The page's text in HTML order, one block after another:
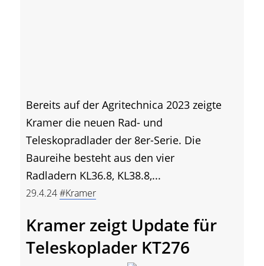
Bereits auf der Agritechnica 2023 zeigte
Kramer die neuen Rad- und
Teleskopradlader der 8er-Serie. Die
Baureihe besteht aus den vier
Radladern KL36.8, KL38.8,...
29.4.24#Kramer
Kramer zeigt Update für
Teleskoplader KT276